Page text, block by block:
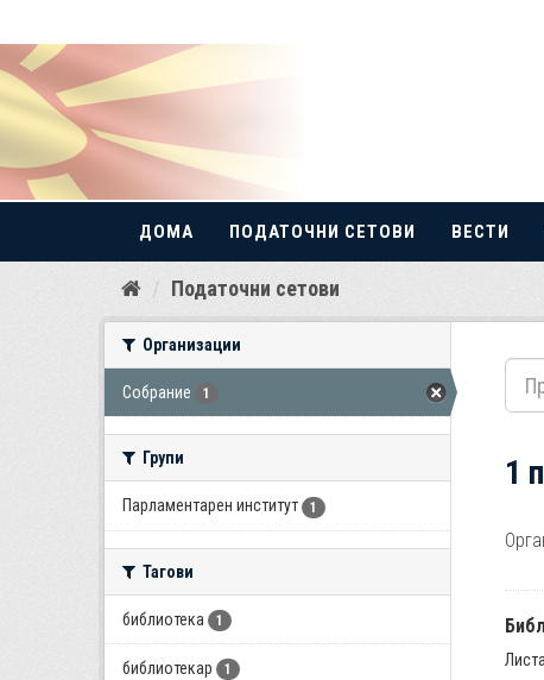
Прескокнете
ДОМА ПОДАТОЧНИ СЕТОВИ ВЕСТИ
Податочни сетови
Организации
Собрание 1
Групи
Парламентарен институт 1
Тагови
библиотека 1
библиотекар 1
1